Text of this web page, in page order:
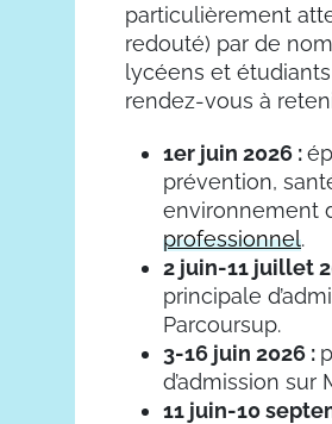
particulièrement
redouté) par de
lycéens et
rendez-vous à
1er juin 2026 :
prévention,
environnement
professionnel.
2 juin-11 juillet
principale
Parcoursup.
3-16 juin 2026 :
d’admission sur
11 juin-10